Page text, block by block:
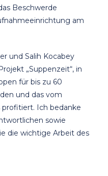
Beschwerde
am
und Salih Kocabey
„Suppenzeit“, in
für bis zu 60
und das vom
Ich bedanke
sowie
die wichtige Arbeit des